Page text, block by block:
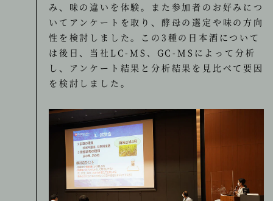
み、味の違いを体験。また参加者のお好みにつ
いてアンケートを取り、酵母の選定や味の方向
性を検討しました。この3種の日本酒について
は後日、当社LC-MS、GC-MSによって分析
し、アンケート結果と分析結果を見比べて要因
を検討しました。